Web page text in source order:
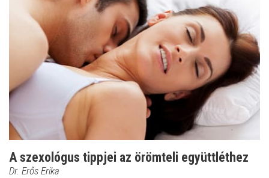
A szexológus tippjei az örömteli együttléthez
Dr. Erős Erika